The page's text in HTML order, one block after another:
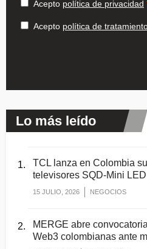
Acepto política de privacidad
Acepto política de
Lo más leído
TCL lanza en Colombia
televisores SQD-Mini LED
15 JULIO, 2026 NEGOCIOS
MERGE abre
Web3 colombianas ante